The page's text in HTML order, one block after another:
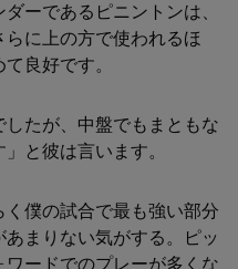
ーであるピニントンは、
に上の方で使われるほ
良好です。
したが、中盤でもまともな
と彼は言います。
く僕の試合で最も強い部分
まりない気がする。ピッ
ードでのプレーが多くな